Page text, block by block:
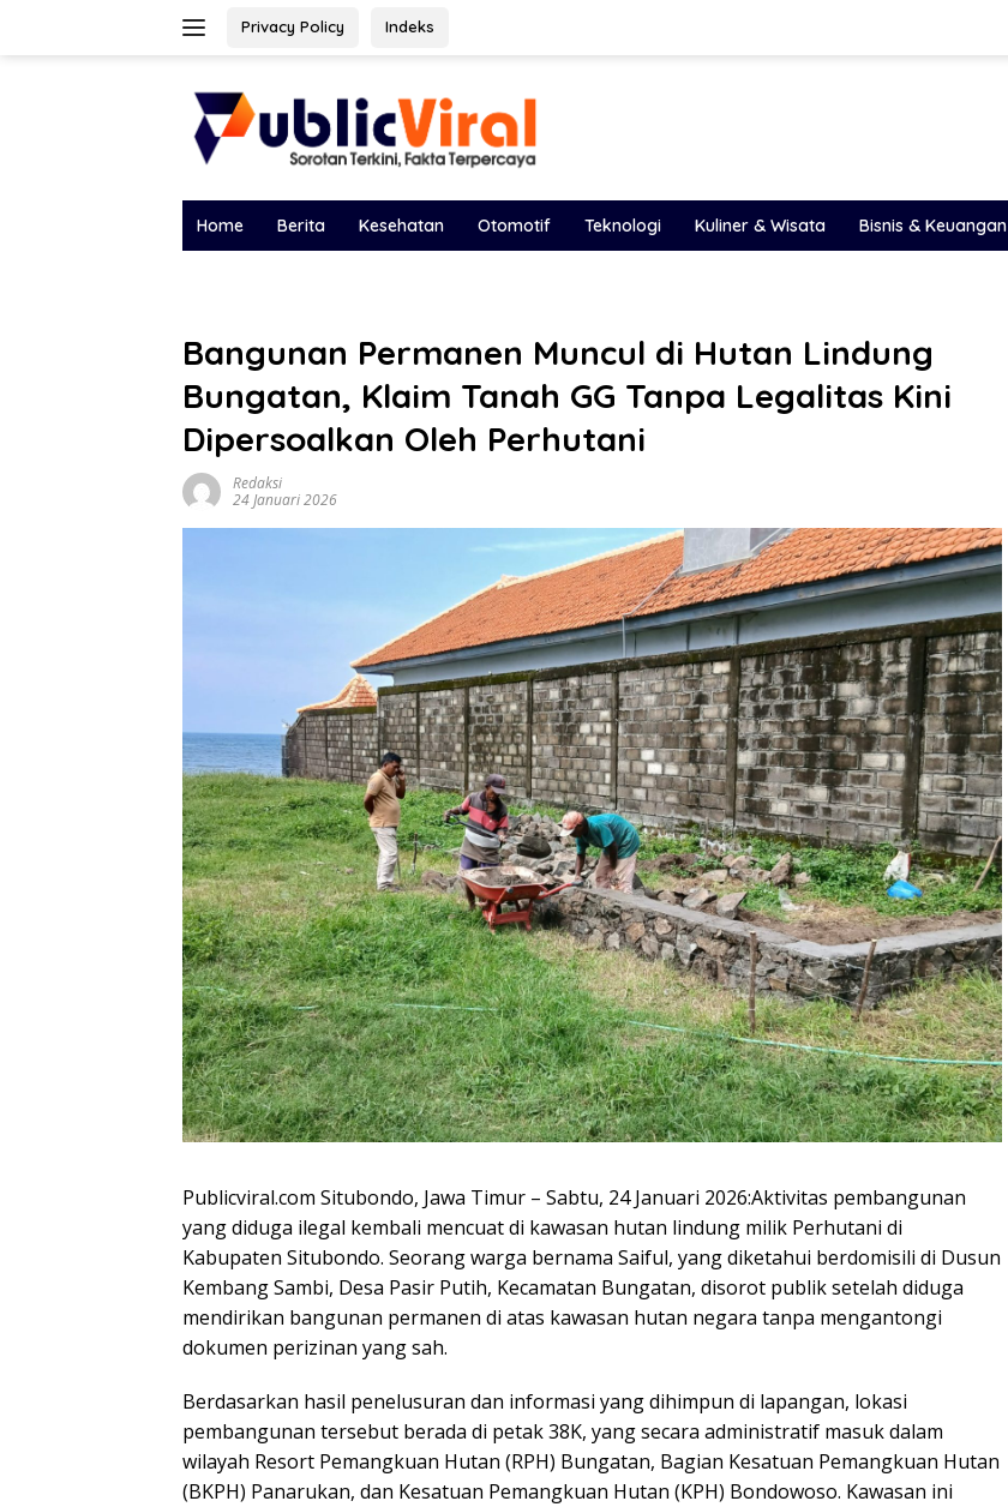
Privacy Policy Indeks
Home Berita Kesehatan Otomotif Teknologi Kuliner & Wisata Bisnis & Keuangan
Bangunan Permanen Muncul di Hutan Lindung
Bungatan, Klaim Tanah GG Tanpa Legalitas Kini
Dipersoalkan Oleh Perhutani
Redaksi
24 Januari 2026
Publicviral.com Situbondo, Jawa Timur – Sabtu, 24 Januari 2026:Aktivitas pembangunan
yang diduga ilegal kembali mencuat di kawasan hutan lindung milik Perhutani di
Kabupaten Situbondo. Seorang warga bernama Saiful, yang diketahui berdomisili di Dusun
Kembang Sambi, Desa Pasir Putih, Kecamatan Bungatan, disorot publik setelah diduga
mendirikan bangunan permanen di atas kawasan hutan negara tanpa mengantongi
dokumen perizinan yang sah.
Berdasarkan hasil penelusuran dan informasi yang dihimpun di lapangan, lokasi
pembangunan tersebut berada di petak 38K, yang secara administratif masuk dalam
wilayah Resort Pemangkuan Hutan (RPH) Bungatan, Bagian Kesatuan Pemangkuan Hutan
(BKPH) Panarukan, dan Kesatuan Pemangkuan Hutan (KPH) Bondowoso. Kawasan ini